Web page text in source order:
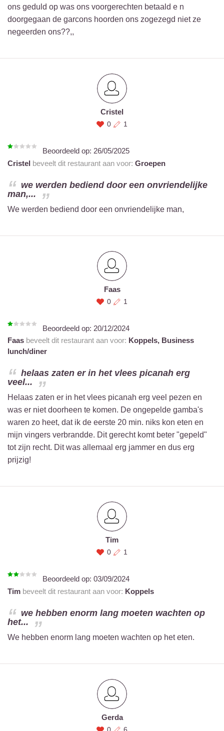
ons geduld op was ons voorgerechten betaald e n
doorgegaan de garcons hoorden ons zogezegd niet ze
negeerden ons??,,
Cristel
0 1
Beoordeeld op: 26/05/2025
Cristel beveelt dit restaurant aan voor: Groepen
we werden bediend door een onvriendelijke
man,...
We werden bediend door een onvriendelijke man,
Faas
0 1
Beoordeeld op: 20/12/2024
Faas beveelt dit restaurant aan voor: Koppels, Business
lunch/diner
helaas zaten er in het vlees picanah erg
veel...
Helaas zaten er in het vlees picanah erg veel pezen en
was er niet doorheen te komen. De ongepelde gamba's
waren zo heet, dat ik de eerste 20 min. niks kon eten en
mijn vingers verbrandde. Dit gerecht komt beter "gepeld"
tot zijn recht. Dit was allemaal erg jammer en dus erg
prijzig!
Tim
0 1
Beoordeeld op: 03/09/2024
Tim beveelt dit restaurant aan voor: Koppels
we hebben enorm lang moeten wachten op
het...
We hebben enorm lang moeten wachten op het eten.
Gerda